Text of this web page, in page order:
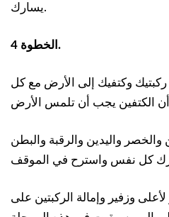
يسارك.
الخطوة 4.
وكتفيك إلى الأرض مع كل
والخصر واليدين والرقبة والبطن
وزفير وإمالة الركبتين على